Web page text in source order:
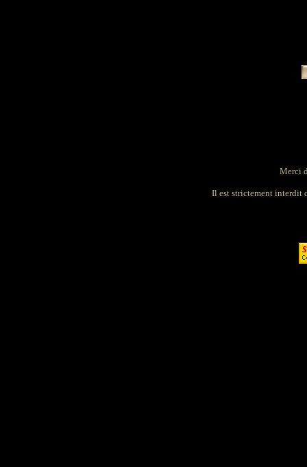
Merci
Il est strictement interdit